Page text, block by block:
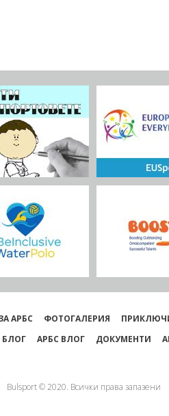
АРБС ФОТОГАЛЕРИЯ
БЛОГ
АРБС ВЛОГ ДОКУМЕНТИ
Bulsport © 2020. Всички права запазени